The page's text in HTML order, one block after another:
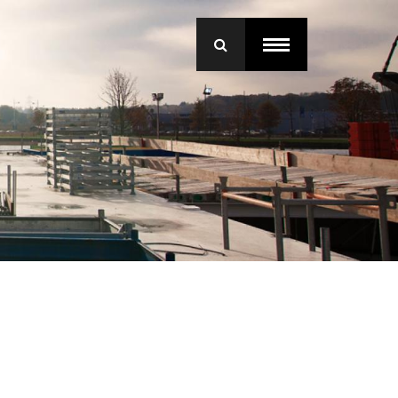
menu
Betonmortel
Bruil